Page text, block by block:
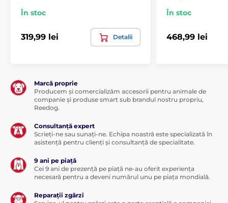
Produsul este inclus în categoria
Pentru câini mici
Pentru câini mari
În stoc
319,99 lei Detalii
În stoc
468,99 lei
Marcă proprie
Producem și comercializăm accesorii pentru animale de
companie și produse smart sub brandul nostru propriu,
Reedog.
Consultanță expert
Scrieți-ne sau sunați-ne. Echipa noastră este specializată în
asistență pentru clienți și consultanță de specialitate.
9 ani pe piață
Cei 9 ani de prezență pe piață ne-au oferit experiența
necesară pentru a deveni numărul unu pe piața mondială.
Reparații zgărzi